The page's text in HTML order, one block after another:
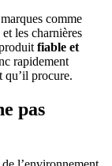
comme
les charnières
fiable et
rapidement
qu’il procure.
pas